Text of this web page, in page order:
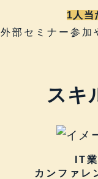
1人当
外部セミナー参加
スキ
IT
カンファレ